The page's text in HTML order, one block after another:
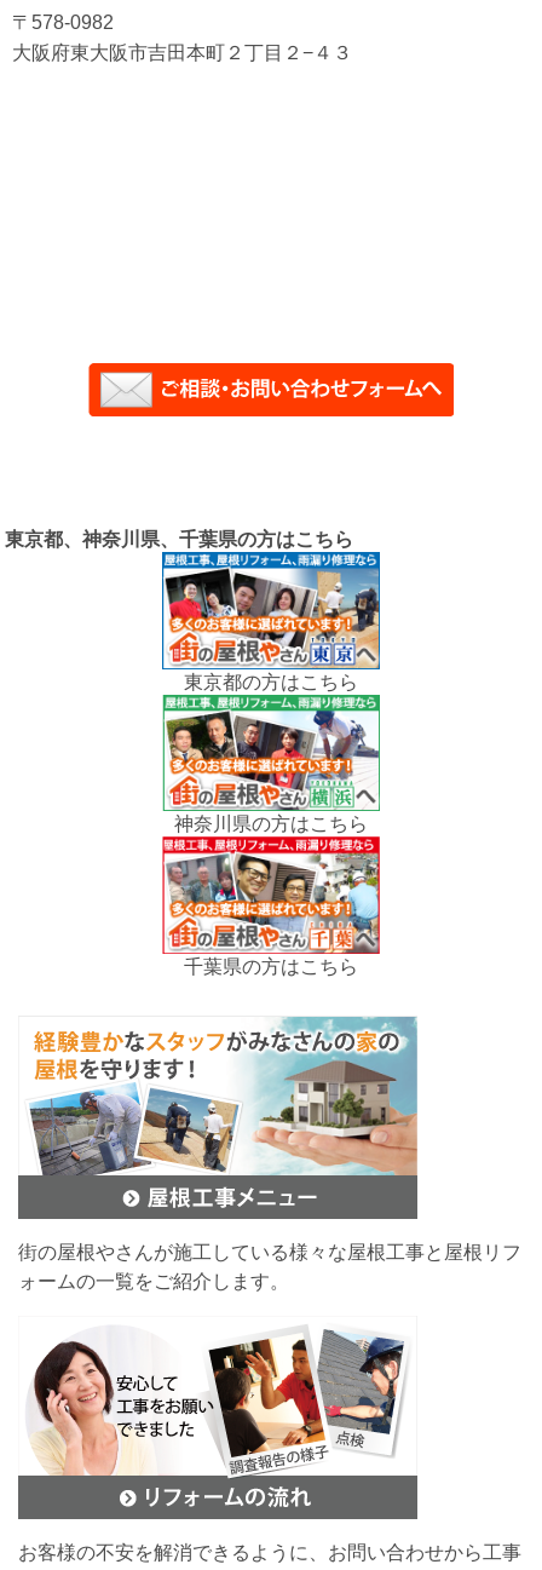
〒578-0982
大阪府東大阪市吉田本町２丁目２−４３
東京都、神奈川県、千葉県の方はこちら
東京都の方はこちら
神奈川県の方はこちら
千葉県の方はこちら
街の屋根やさんが施工している様々な屋根工事と屋根リフ
ォームの一覧をご紹介します。
お客様の不安を解消できるように、お問い合わせから工事